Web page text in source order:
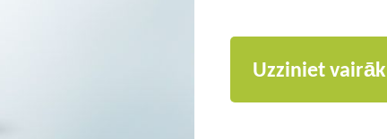
Uzziniet vairāk